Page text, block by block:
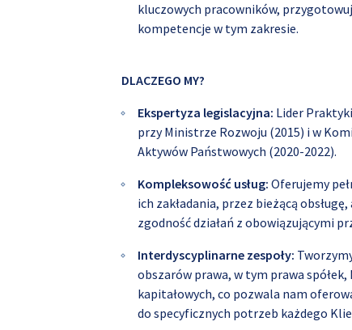
kluczowych pracowników,
kompetencje w tym zakresie.
DLACZEGO MY?
Ekspertyza legislacyjna: Lider
przy Ministrze Rozwoju (2015) i w
Aktywów Państwowych (2020-2022).
Kompleksowość usług: Oferujemy
ich zakładania, przez bieżącą
zgodność działań z obowiązującymi
Interdyscyplinarne zespoły:
obszarów prawa, w tym prawa
kapitałowych, co pozwala nam
do specyficznych potrzeb każdego